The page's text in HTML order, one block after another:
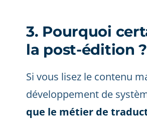
3. Pourquoi
la post-édition ?
Si vous lisez le contenu
développement de
que le métier de